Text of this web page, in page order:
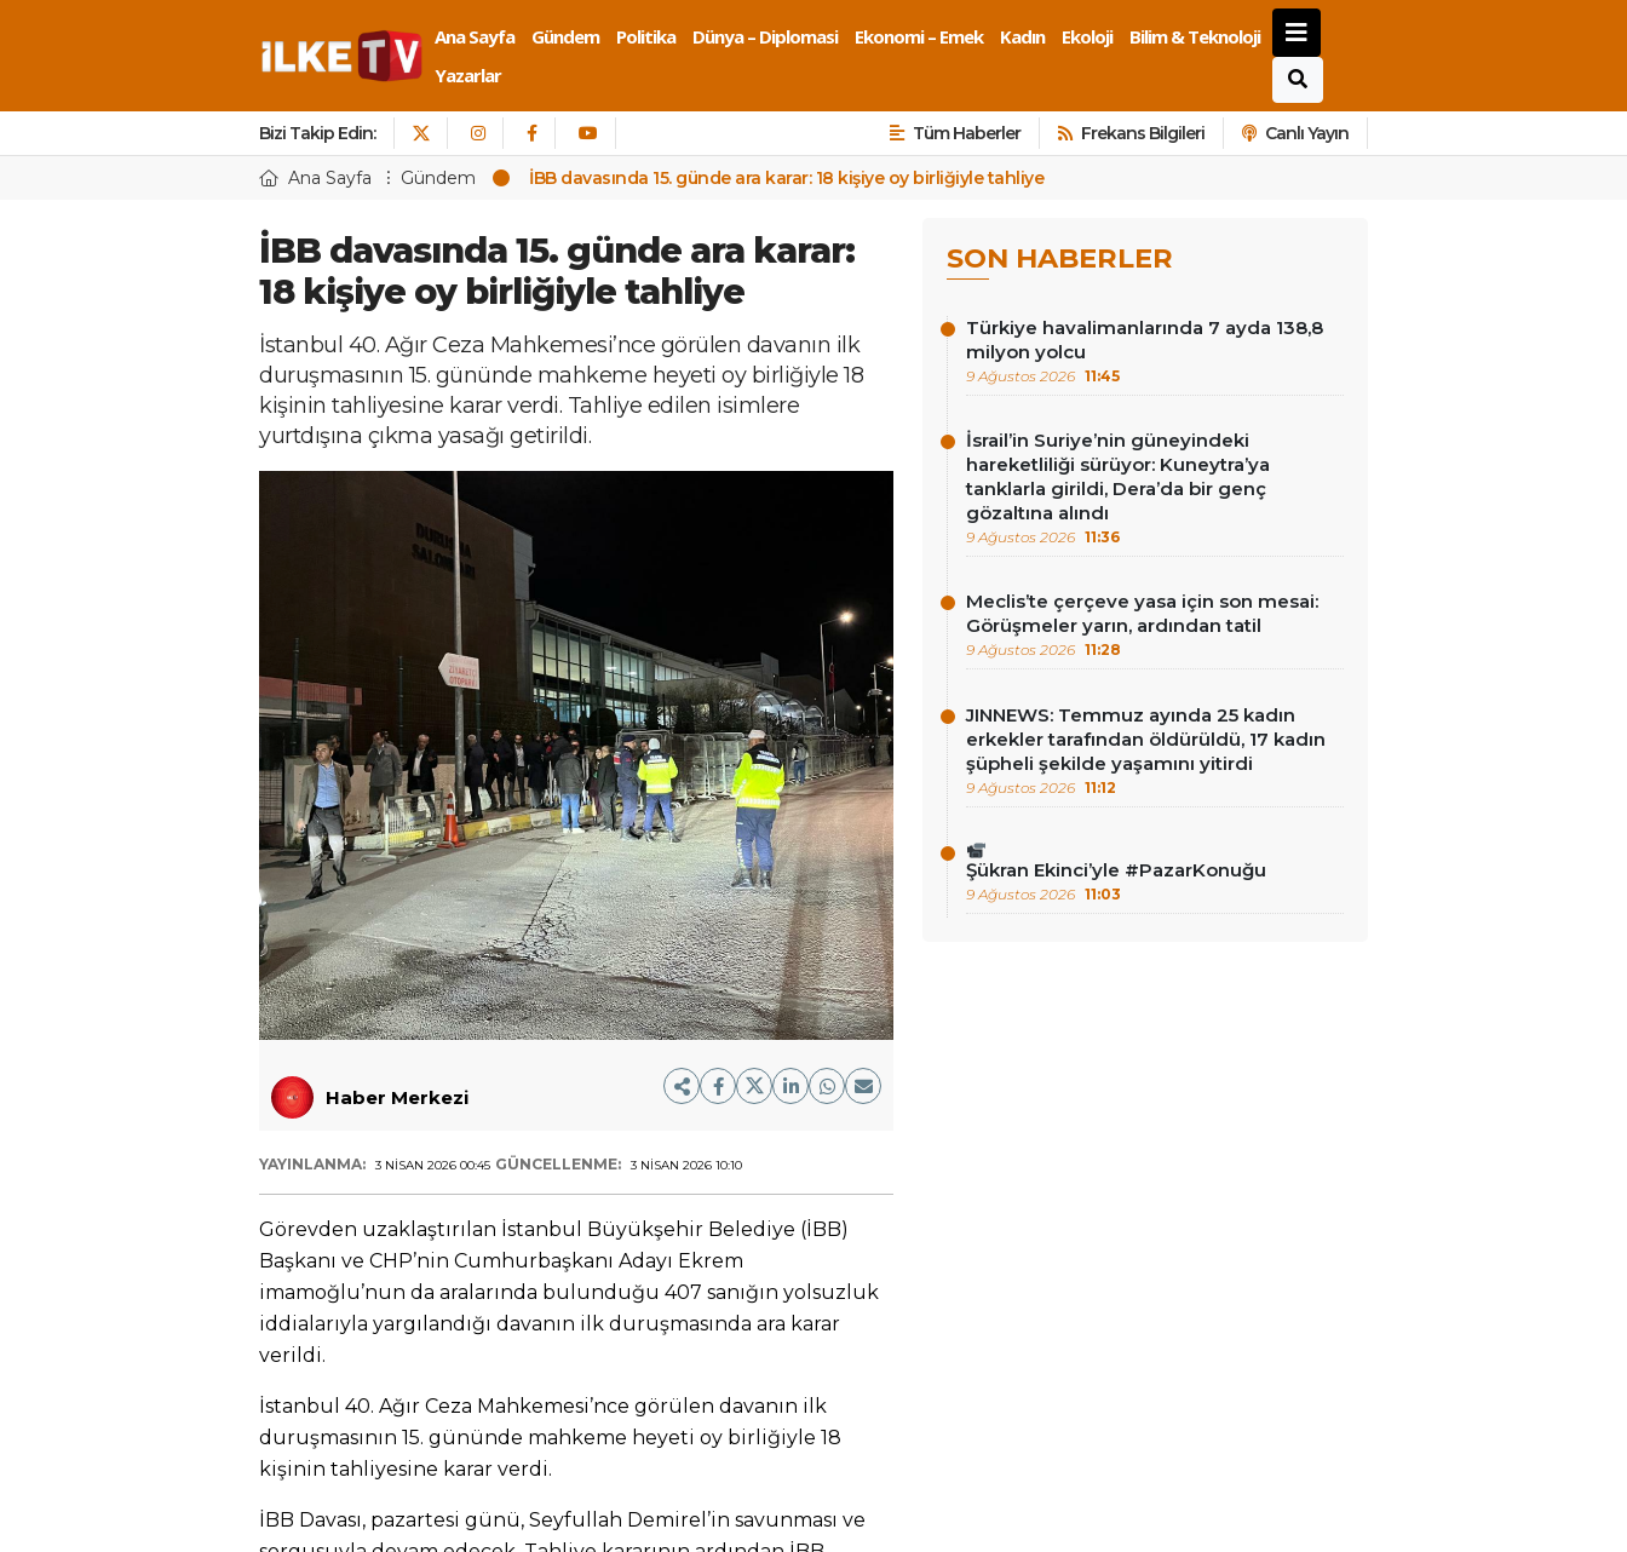
Ana Sayfa Gündem Politika Dünya – Diplomasi Ekonomi – Emek Kadın Ekoloji
Bilim & Teknoloji
Yazarlar
Bizi Takip Edin: Tüm Haberler Frekans Bilgileri Canlı Yayın
Ana Sayfa Gündem İBB davasında 15. günde ara karar: 18 kişiye oy birliğiyle tahliye
İBB davasında 15. günde ara karar:
18 kişiye oy birliğiyle tahliye
İstanbul 40. Ağır Ceza Mahkemesi’nce görülen davanın ilk
duruşmasının 15. gününde mahkeme heyeti oy birliğiyle 18
kişinin tahliyesine karar verdi. Tahliye edilen isimlere
yurtdışına çıkma yasağı getirildi.
Haber Merkezi
YAYINLANMA: 3 NISAN 2026 00:45 GÜNCELLENME: 3 NISAN 2026 10:10
Görevden uzaklaştırılan İstanbul Büyükşehir Belediye (İBB)
Başkanı ve CHP’nin Cumhurbaşkanı Adayı Ekrem
imamoğlu’nun da aralarında bulunduğu 407 sanığın yolsuzluk
iddialarıyla yargılandığı davanın ilk duruşmasında ara karar
verildi.
İstanbul 40. Ağır Ceza Mahkemesi’nce görülen davanın ilk
duruşmasının 15. gününde mahkeme heyeti oy birliğiyle 18
kişinin tahliyesine karar verdi.
İBB Davası, pazartesi günü, Seyfullah Demirel’in savunması ve
SON HABERLER
Türkiye havalimanlarında 7 ayda 138,8
milyon yolcu
9 Ağustos 2026 11:45
İsrail’in Suriye’nin güneyindeki
hareketliliği sürüyor: Kuneytra’ya
tanklarla girildi, Dera’da bir genç
gözaltına alındı
9 Ağustos 2026 11:36
Meclis’te çerçeve yasa için son mesai:
Görüşmeler yarın, ardından tatil
9 Ağustos 2026 11:28
JINNEWS: Temmuz ayında 25 kadın
erkekler tarafından öldürüldü, 17 kadın
şüpheli şekilde yaşamını yitirdi
9 Ağustos 2026 11:12
Şükran Ekinci’yle #PazarKonuğu
9 Ağustos 2026 11:03